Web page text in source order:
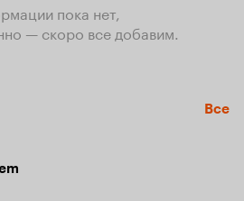
пока нет,
— скоро все добавим.
Все